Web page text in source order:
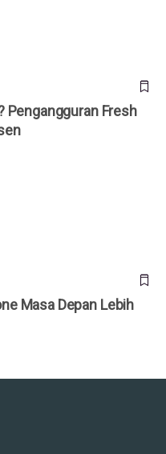
Pengangguran Fresh
Masa Depan Lebih